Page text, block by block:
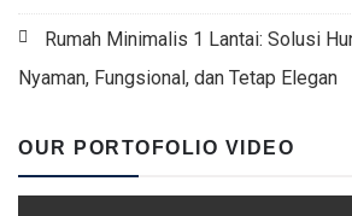
Rumah Minimalis 1 Lantai: Solusi
Nyaman, Fungsional, dan Tetap Elegan
OUR PORTOFOLIO VIDEO